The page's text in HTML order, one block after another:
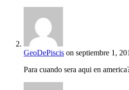
GeoDePiscis on septiembre 1,
Para cuando sera aqui en